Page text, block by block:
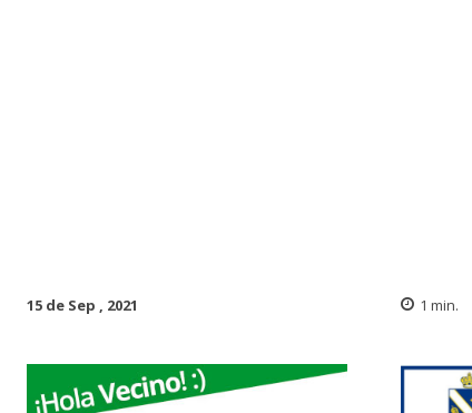
15 de Sep , 2021 1 min.